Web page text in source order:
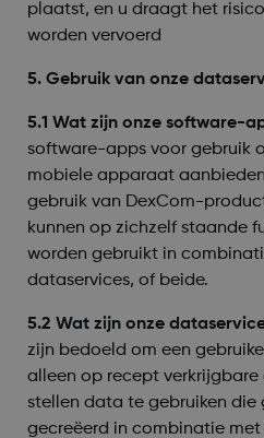
plaatst, en u draagt het
worden vervoerd
5. Gebruik van onze
5.1 Wat zijn onze software-
software-apps voor gebruik
mobiele apparaat
gebruik van DexCom-
kunnen op zichzelf staande
worden gebruikt in
dataservices, of beide.
5.2 Wat zijn onze
zijn bedoeld om een
alleen op recept
stellen data te gebruiken die
gecreëerd in combinatie